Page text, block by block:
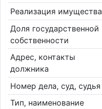
Реализация имущества
Доля государственной
собственности
Адрес, контакты
должника
Номер дела, суд, судья
Тип, наименование